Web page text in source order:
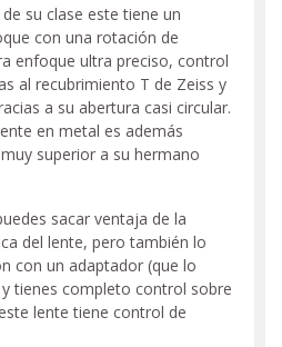
su clase este tiene un
con una rotación de
enfoque ultra preciso, control
al recubrimiento T de Zeiss y
a su abertura casi circular.
en metal es además
superior a su hermano
sacar ventaja de la
del lente, pero también lo
con un adaptador (que lo
tienes completo control sobre
lente tiene control de